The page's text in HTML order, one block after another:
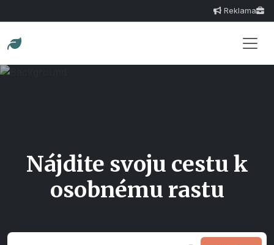
Reklama
Nájdite svoju cestu k
osobnému rastu